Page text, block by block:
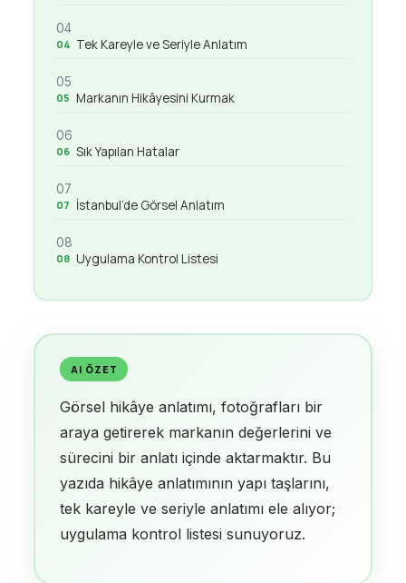
04
Tek Kareyle ve Seriyle Anlatım
05
Markanın Hikâyesini Kurmak
06
Sık Yapılan Hatalar
07
İstanbul’de Görsel Anlatım
08
Uygulama Kontrol Listesi
AI ÖZET
Görsel hikâye anlatımı, fotoğrafları bir
araya getirerek markanın değerlerini ve
sürecini bir anlatı içinde aktarmaktır. Bu
yazıda hikâye anlatımının yapı taşlarını,
tek kareyle ve seriyle anlatımı ele alıyor;
uygulama kontrol listesi sunuyoruz.